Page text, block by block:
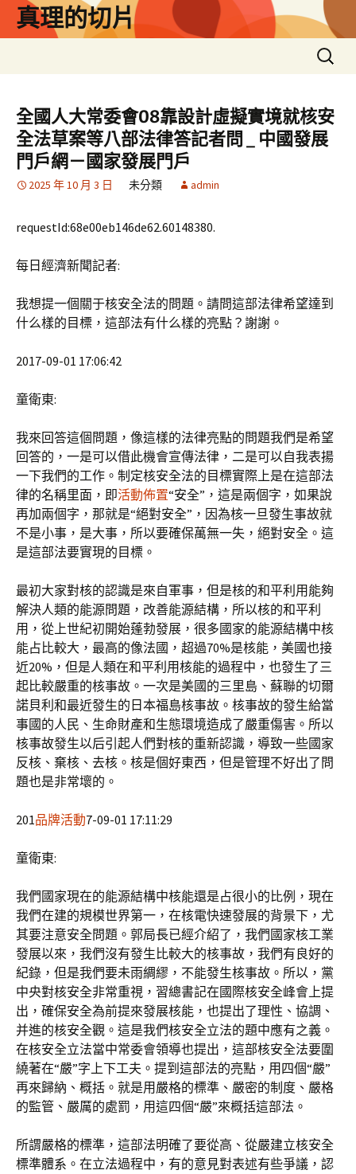
真理的切片
搜
尋
鍵
字:
全國人大常委會08靠設計虛擬實境就核安
全法草案等八部法律答記者問 _ 中國發展
門戶網－國家發展門戶
2025 年 10 月 3 日 未分類 admin
requestId:68e00eb146de62.60148380.
每日經濟新聞記者:
我想提一個關于核安全法的問題。請問這部法律希望達到
什么樣的目標，這部法有什么樣的亮點？謝謝。
2017-09-01 17:06:42
童衛東:
我來回答這個問題，像這樣的法律亮點的問題我們是希望
回答的，一是可以借此機會宣傳法律，二是可以自我表揚
一下我們的工作。制定核安全法的目標實際上是在這部法
律的名稱里面，即活動佈置“安全”，這是兩個字，如果說
再加兩個字，那就是“絕對安全”，因為核一旦發生事故就
不是小事，是大事，所以要確保萬無一失，絕對安全。這
是這部法要實現的目標。
最初大家對核的認識是來自軍事，但是核的和平利用能夠
解決人類的能源問題，改善能源結構，所以核的和平利
用，從上世紀初開始蓬勃發展，很多國家的能源結構中核
能占比較大，最高的像法國，超過70%是核能，美國也接
近20%，但是人類在和平利用核能的過程中，也發生了三
起比較嚴重的核事故。一次是美國的三里島、蘇聯的切爾
諾貝利和最近發生的日本福島核事故。核事故的發生給當
事國的人民、生命財產和生態環境造成了嚴重傷害。所以
核事故發生以后引起人們對核的重新認識，導致一些國家
反核、棄核、去核。核是個好東西，但是管理不好出了問
題也是非常壞的。
201品牌活動7-09-01 17:11:29
童衛東:
我們國家現在的能源結構中核能還是占很小的比例，現在
我們在建的規模世界第一，在核電快速發展的背景下，尤
其要注意安全問題。郭局長已經介紹了，我們國家核工業
發展以來，我們沒有發生比較大的核事故，我們有良好的
紀錄，但是我們要未雨綢繆，不能發生核事故。所以，黨
中央對核安全非常重視，習總書記在國際核安全峰會上提
出，確保安全為前提來發展核能，也提出了理性、協調、
并進的核安全觀。這是我們核安全立法的題中應有之義。
在核安全立法當中常委會領導也提出，這部核安全法要圍
繞著在“嚴”字上下工夫。提到這部法的亮點，用四個“嚴”
再來歸納、概括。就是用嚴格的標準、嚴密的制度、嚴格
的監管、嚴厲的處罰，用這四個“嚴”來概括這部法。
所謂嚴格的標準，這部法明確了要從高、從嚴建立核安全
標準體系。在立法過程中，有的意見對表述有些爭議，認